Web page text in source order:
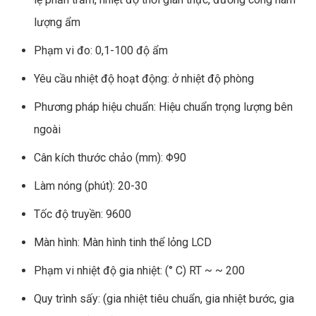
lượng ẩm
Phạm vi đo: 0,1-100 độ ẩm
Yêu cầu nhiệt độ hoạt động: ở nhiệt độ phòng
Phương pháp hiệu chuẩn: Hiệu chuẩn trọng lượng bên
ngoài
Cân kích thước chảo (mm): Φ90
Làm nóng (phút): 20-30
Tốc độ truyền: 9600
Màn hình: Màn hình tinh thể lỏng LCD
Phạm vi nhiệt độ gia nhiệt: (° C) RT ~ ~ 200
Quy trình sấy: (gia nhiệt tiêu chuẩn, gia nhiệt bước, gia